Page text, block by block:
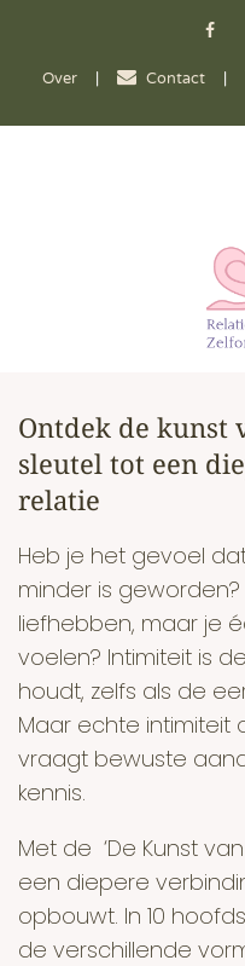
Over | Contact |
Ontdek de kunst
sleutel tot een
relatie
Heb je het gevoel
minder is
liefhebben, maar je
voelen? Intimiteit is
houdt, zelfs als de
Maar echte intimiteit
vraagt bewuste
kennis.
Met de ‘De Kunst
een diepere
opbouwt. In 10
de verschillende